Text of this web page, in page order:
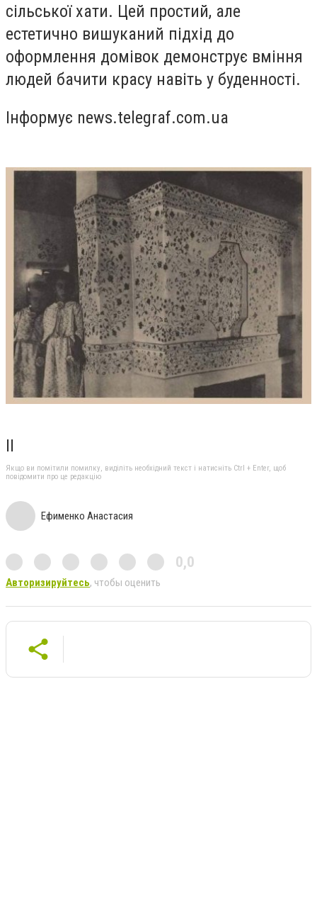
сільської хати. Цей простий, але
естетично вишуканий підхід до
оформлення домівок демонструє вміння
людей бачити красу навіть у буденності.
Інформує news.telegraf.com.ua
ІІ
Якщо ви помітили помилку, виділіть необхідний текст і натисніть Ctrl + Enter, щоб
повідомити про це редакцію
Ефименко Анастасия
0,0
Авторизируйтесь, чтобы оценить